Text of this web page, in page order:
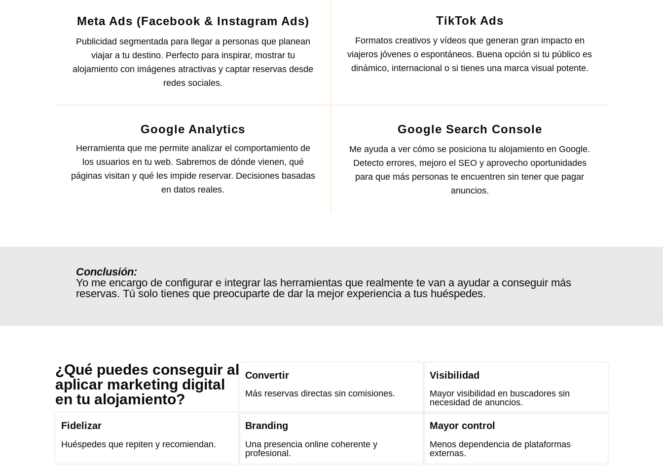
Meta Ads (Facebook & Instagram Ads)
Publicidad segmentada para llegar a personas que planean
viajar a tu destino. Perfecto para inspirar, mostrar tu
alojamiento con imágenes atractivas y captar reservas desde
redes sociales.
TikTok Ads
Formatos creativos y vídeos que generan gran impacto en
viajeros jóvenes o espontáneos. Buena opción si tu público es
dinámico, internacional o si tienes una marca visual potente.
Google Analytics
Herramienta que me permite analizar el comportamiento de
los usuarios en tu web. Sabremos de dónde vienen, qué
páginas visitan y qué les impide reservar. Decisiones basadas
en datos reales.
Google Search Console
Me ayuda a ver cómo se posiciona tu alojamiento en Google.
Detecto errores, mejoro el SEO y aprovecho oportunidades
para que más personas te encuentren sin tener que pagar
anuncios.
Conclusión:
Yo me encargo de configurar e integrar las herramientas que realmente te van a ayudar a conseguir más
reservas. Tú solo tienes que preocuparte de dar la mejor experiencia a tus huéspedes.
¿Qué puedes conseguir al
aplicar marketing digital
en tu alojamiento?
Convertir
Más reservas directas sin comisiones.
Visibilidad
Mayor visibilidad en buscadores sin
necesidad de anuncios.
Fidelizar
Huéspedes que repiten y recomiendan.
Branding
Una presencia online coherente y
profesional.
Mayor control
Menos dependencia de plataformas
externas.